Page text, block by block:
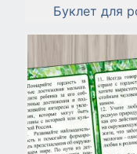
Буклет для